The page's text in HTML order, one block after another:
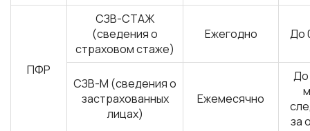
ПФР
СЗВ-СТАЖ
(сведения о
страховом стаже)
Ежегодно До
СЗВ-М (сведения о
застрахованных
лицах)
Ежемесячно
До
за